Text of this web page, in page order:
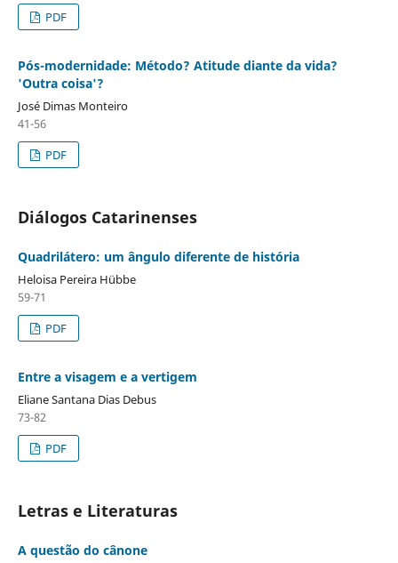
PDF
Pós-modernidade: Método? Atitude diante da vida?
'Outra coisa'?
José Dimas Monteiro
41-56
PDF
Diálogos Catarinenses
Quadrilátero: um ângulo diferente de história
Heloisa Pereira Hübbe
59-71
PDF
Entre a visagem e a vertigem
Eliane Santana Dias Debus
73-82
PDF
Letras e Literaturas
A questão do cânone